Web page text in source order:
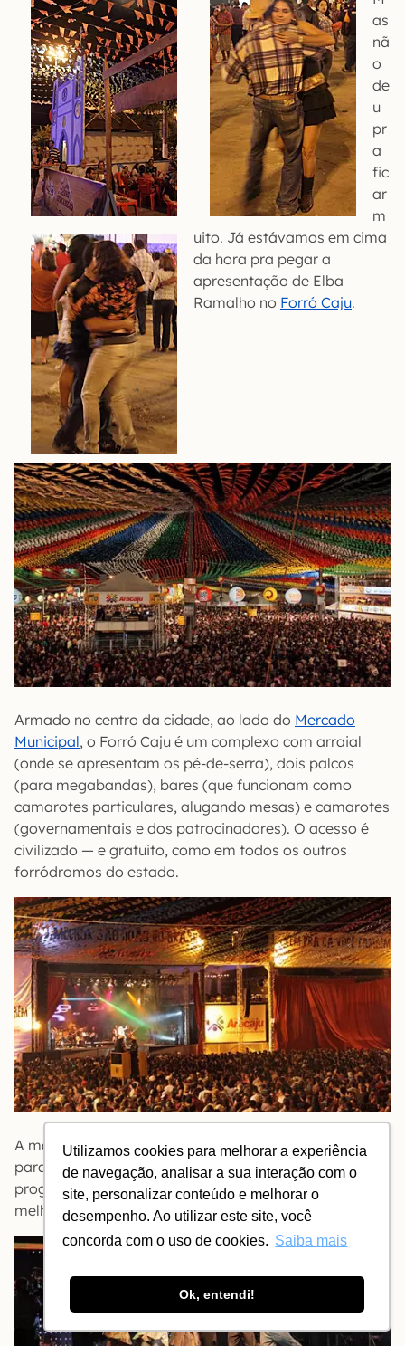
Utilizamos cookies para melhorar a experiência
de navegação, analisar a sua interação com o
site, personalizar conteúdo e melhorar o
desempenho. Ao utilizar este site, você
concorda com o uso de cookies. Saiba mais
Ok, entendi!
as
nã
o
de
u
pr
a
fic
ar
m
uito. Já estávamos em cima
da hora pra pegar a
apresentação de Elba
Ramalho no Forró Caju.
Armado no centro da cidade, ao lado do Mercado
Municipal, o Forró Caju é um complexo com arraial
(onde se apresentam os pé-de-serra), dois palcos
(para megabandas), bares (que funcionam como
camarotes particulares, alugando mesas) e camarotes
(governamentais e dos patrocinadores). O acesso é
civilizado — e gratuito, como em todos os outros
forródromos do estado.
A madrugada de 28 para 29 no Forró Caju é cativa
para o show de Elba Ramalho. Pro meu gosto, minha
programação musical junina não poderia acabar
melhor 😀